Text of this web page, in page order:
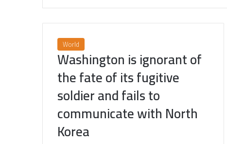
World
Washington is ignorant of
the fate of its fugitive
soldier and fails to
communicate with North
Korea